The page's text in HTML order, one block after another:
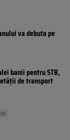
va debuta pe
banii pentru STB,
de transport